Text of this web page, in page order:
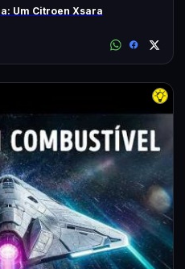
Um Citroen Xsara